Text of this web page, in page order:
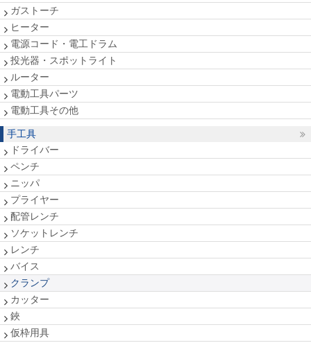
ガストーチ
ヒーター
電源コード・電工ドラム
投光器・スポットライト
ルーター
電動工具パーツ
電動工具その他
手工具
ドライバー
ペンチ
ニッパ
プライヤー
配管レンチ
ソケットレンチ
レンチ
バイス
クランプ
カッター
鋏
仮枠用具